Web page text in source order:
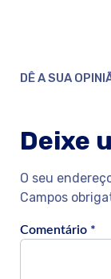
DÊ A SUA
Deixe
O seu
Campos
Comentário *